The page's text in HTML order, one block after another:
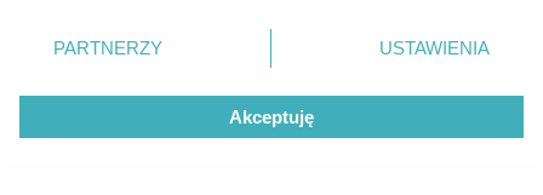
zmienić/wycofać klikając przycisk ustawień prywatności
znajdujący się w lewym dolnym rogu strony
rodzaje przetwarzania danych nie wymagają zgody
użytkownika, ale masz prawo sprzeciwić się takiemu
przetwarzaniu. Preferencje będą miały zastosowanie tylko
PARTNERZY USTAWIENIA
Akceptuję